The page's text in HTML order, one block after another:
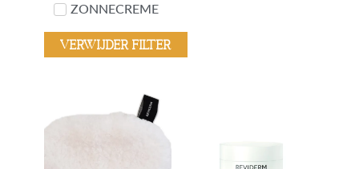
ZONNECREME
Verwijder filter